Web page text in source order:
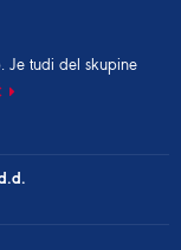
Je tudi del skupine